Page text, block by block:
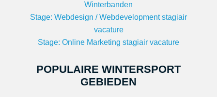
Winterbanden
Stage: Webdesign / Webdevelopment stagiair
vacature
Stage: Online Marketing stagiair vacature
POPULAIRE WINTERSPORT
GEBIEDEN